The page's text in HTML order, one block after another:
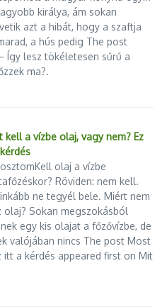
királya, ám sokan
azt a hibát, hogy a szaftja
a hús pedig The post
Így lesz tökéletesen sűrű a
ma?.
kell a vízbe olaj, vagy nem? Ez
olaj a vízbe
Röviden: nem kell.
ne tegyél bele. Miért nem
olaj? Sokan megszokásból
egy kis olajat a főzővízbe, de
valójában nincs The post Most
itt a kérdés appeared first on Mit